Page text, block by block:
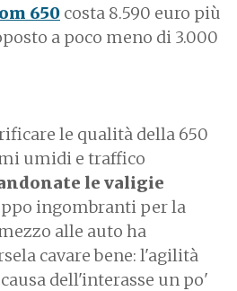
650 costa 8.590 euro più
a poco meno di 3.000
le qualità della 650
umidi e traffico
le valigie
ingombranti per la
alle auto ha
cavare bene: l'agilità
dell'interasse un po'